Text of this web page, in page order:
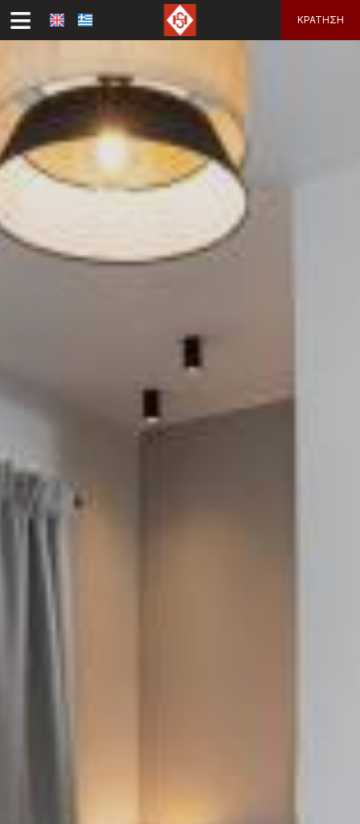
≡ ΚΡΆΤΗΣΗ
ΤΟΠΟΘΕΣΊΑ
ΔΙΑΜΟΝΉ
Semiramis Ξενοδοχείο
Angelica’s Deluxe Rooms
ΦΩΤΟΓΡΑΦΊΕΣ